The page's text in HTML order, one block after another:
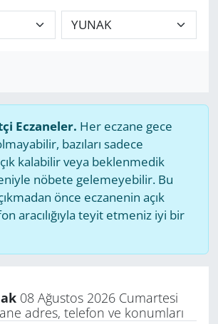
Eczaneler. Her eczane gece
bazıları sadece
kalabilir veya beklenmedik
nöbete gelemeyebilir. Bu
önce eczanenin açık
aracılığıyla teyit etmeniz iyi bir
08 Ağustos 2026 Cumartesi
adres, telefon ve konumları